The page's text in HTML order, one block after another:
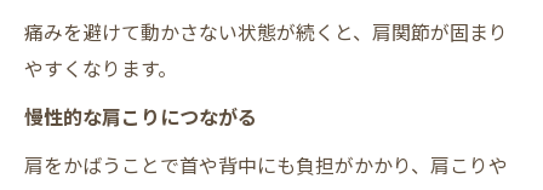
痛みを避けて動かさない状態が続くと、肩関節が固まり
やすくなります。
慢性的な肩こりにつながる
肩をかばうことで首や背中にも負担がかかり、肩こりや